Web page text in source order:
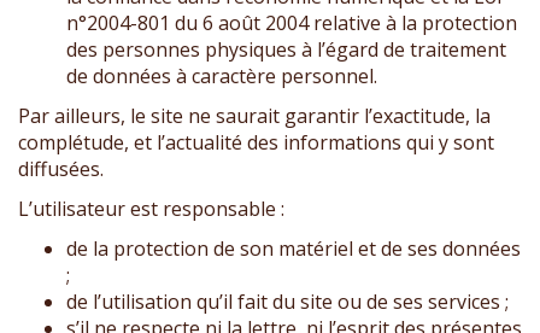
n°2004-801 du 6 août 2004 relative à la protection
des personnes physiques à l’égard de traitement
de données à caractère personnel.
Par ailleurs, le site ne saurait garantir l’exactitude, la
complétude, et l’actualité des informations qui y sont
diffusées.
L’utilisateur est responsable :
de la protection de son matériel et de ses données
;
de l’utilisation qu’il fait du site ou de ses services ;